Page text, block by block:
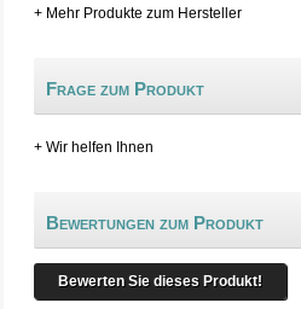
+ Mehr Produkte zum Hersteller
Frage zum Produkt
+ Wir helfen Ihnen
Bewertungen zum Produkt
Bewerten Sie dieses Produkt!